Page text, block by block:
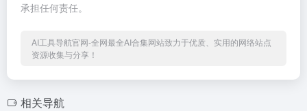
承担任何责任。
AI工具导航官网-全网最全AI合集网站致力于优质、实用的网络站点
资源收集与分享！
相关导航